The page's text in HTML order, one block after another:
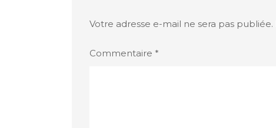
Votre adresse e-mail ne sera pas publiée.
Commentaire *